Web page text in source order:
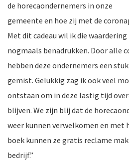
de horecaondernemers in onze
gemeente en hoe zij met de
Met dit cadeau wil ik die waardering
nogmaals benadrukken. Door alle
hebben deze ondernemers een
gemist. Gelukkig zag ik ook veel
ontstaan om in deze lastig tijd
blijven. We zijn blij dat de
weer kunnen verwelkomen en met
boek kunnen ze gratis reclame
bedrijf.”